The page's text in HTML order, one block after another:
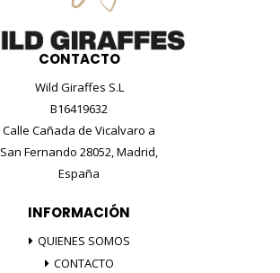
CONTACTO
Wild Giraffes S.L
B16419632
Calle Cañada de Vicalvaro a
San Fernando 28052, Madrid,
España
INFORMACIÓN
QUIENES SOMOS
CONTACTO